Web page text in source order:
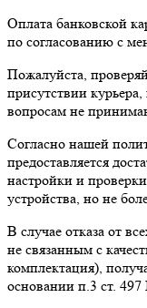
Оплата банковской
по согласованию с
Пожалуйста,
присутствии
вопросам не
Согласно нашей
предоставляется
настройки и
устройства, но не
В случае отказа от
не связанным с
комплектация),
основании п.3 ст.